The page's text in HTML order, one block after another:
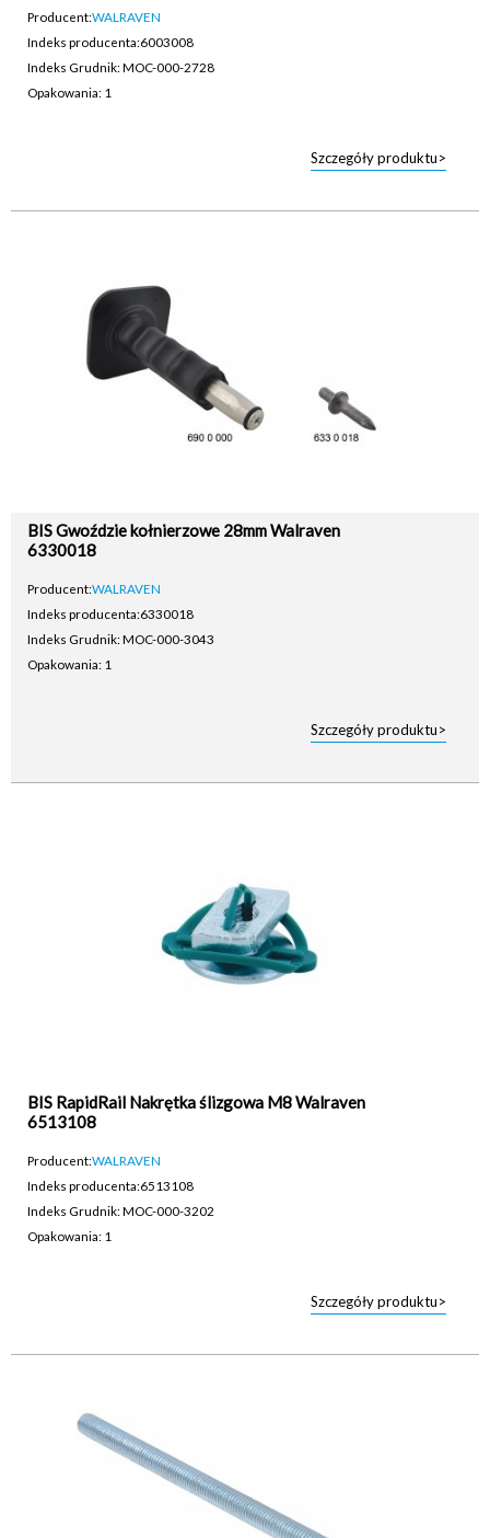
Producent:WALRAVEN
Indeks producenta:6003008
Indeks Grudnik: MOC-000-2728
Opakowania: 1
Szczegóły produktu>
BIS Gwoździe kołnierzowe 28mm Walraven
6330018
Producent:WALRAVEN
Indeks producenta:6330018
Indeks Grudnik: MOC-000-3043
Opakowania: 1
Szczegóły produktu>
BIS RapidRail Nakrętka ślizgowa M8 Walraven
6513108
Producent:WALRAVEN
Indeks producenta:6513108
Indeks Grudnik: MOC-000-3202
Opakowania: 1
Szczegóły produktu>